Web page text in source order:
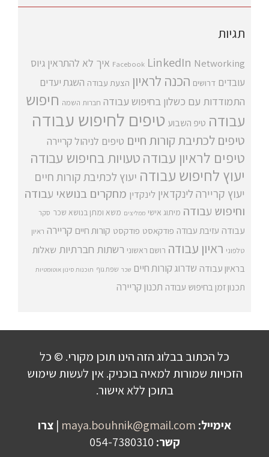
תגיות
Facebook LinkedIn Networking איך לא להתראין גיוס
עובדים דרושים הכנה לראיון הצעת עבודה השגת יעדים
התמודדות עם כשלון בחיפוש עבודה חברות השמה חיפוש
עבודה טיפ השבוע טיפים לחיפוש עבודה
טיפים לכתיבת קורות חיים טיפים לניהול קריירה
טיפים לראיון עבודהטעויות בחיפוש עבודה
יעוץ לחיפוש עבודה יעוץ לכתיבת קורות חיים
יעוץ קריירה לינקדאין לינקדין מחקרים בנושאי עבודה
וחיפוש עבודה מיתוג אישי ממליצים משא ומתן בנושא שכר סקר
עבודה עזיבת עבודה פודקאסט פודקסט קורות חיים קריירה ראיון
טלפוני ראיון עבודה רושם ראשוני רשתות חברתיות שאלות
בראיון עבודה שדרוג קורות חיים שכר שפת גוף תוכנות סינון אוטומטיות
תכנון זמן בחיפוש עבודה תכנון קריירה
כל הכתוב בבלוג הזה הינו תוכן מקורי. © כל
הזכויות שמורות למאיה בוכניק. אין לעשות שימוש
בתוכן ללא אישור.
אימייל: maya.bouhnik@gmail.com
| צרו
קשר: